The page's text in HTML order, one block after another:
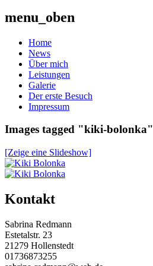
menu_oben
Home
News
Über mich
Leistungen
Galerie
Der erste Besuch
Impressum
Images tagged "kiki-bolonka"
[Zeige eine Slideshow]
Navigation
Kontakt
Sabrina Redmann
Estetalstr. 23
21279 Hollenstedt
01736873255